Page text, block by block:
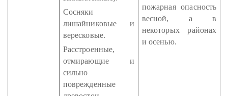
Сосняки
лишайниковые и
вересковые.
Расстроенные,
отмирающие и
сильно
поврежденные
пожарная опасность
весной, а в
некоторых районах
и осенью.